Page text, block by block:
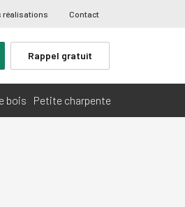
réalisations Contact
Rappel gratuit
bois Petite charpente